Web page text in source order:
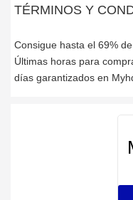
TÉRMINOS Y
Consigue hasta el 69%
Últimas horas para
días garantizados en